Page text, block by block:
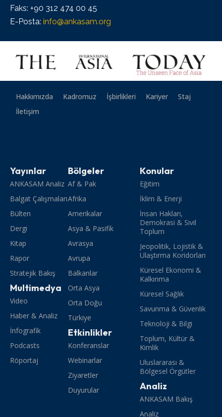
Faks: +90 312 474 00 45
E-Posta: info@ankasam.org
Hakkımızda Kadromuz İşbirlikleri Kariyer
Staj
İletişim
Yayınlar
ANKASAM Analiz
Balgat Çalışmaları
Bülten
Dergi
Kitap
Rapor
Stratejik Bakış
Multimedya
Video
Haber & Analiz
İnfografik
Podcasts
Röportaj
Bölgeler
Af & Pak
Afrika
Amerikalar
Asya & Pasifik
Avrasya
Avrupa
Balkanlar
Orta Asya
Orta Doğu
Türkiye
Etkinlikler
Konferanslar
Webinarlar
Ziyaretler
Duyurular
Konular
Eğitim
İklim & Enerji
İnsan Hakları,
Demokrasi & Sivil
Toplum
Jeopolitik, Lojistik &
Ulaştırma Koridorları
Küresel Ekonomi &
Kalkınma
Küresel Sağlık
Savunma & Güvenlik
Teknoloji & Bilgi
Toplum, Kültür &
Kimlik
Uluslararası &
Bölgesel Örgütler
Analiz
ANKASAM Bakış
Analiz